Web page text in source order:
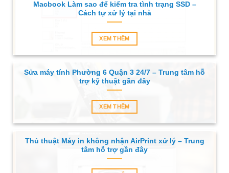
Macbook Làm sao để kiểm tra tình trạng SSD –
Cách tự xử lý tại nhà
XEM THÊM
Sửa máy tính Phường 6 Quận 3 24/7 – Trung tâm hỗ
trợ kỹ thuật gần đây
XEM THÊM
Thủ thuật Máy in không nhận AirPrint xử lý – Trung
tâm hỗ trợ gần đây